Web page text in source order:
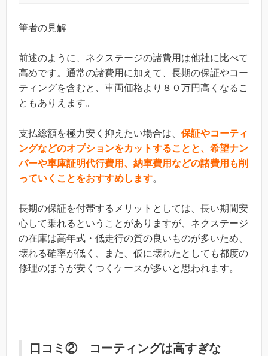
筆者の見解
前述のように、ネクステージの諸費用は他社に比べて
高めです。通常の諸費用に加えて、長期の保証やコー
ティングを含むと、車両価格より８０万円高くなるこ
ともありえます。
支払総額を極力安く抑えたい場合は、 保証やコーティ
ングなどのオプションをカットすることと、希望ナン
バーや車庫証明代行費用、納車費用などの諸費用も削
っていくことをおすすめします。
長期の保証を付帯するメリットとしては、長い期間安
心して乗れるということがありますが、ネクステージ
の在庫は高年式・低走行の質の良いものが多いため、
壊れる確率が低く、また、仮に壊れたとしても都度の
修理のほうが安くつくケースが多いと思われます。
口コミ② コーティングは高すぎな